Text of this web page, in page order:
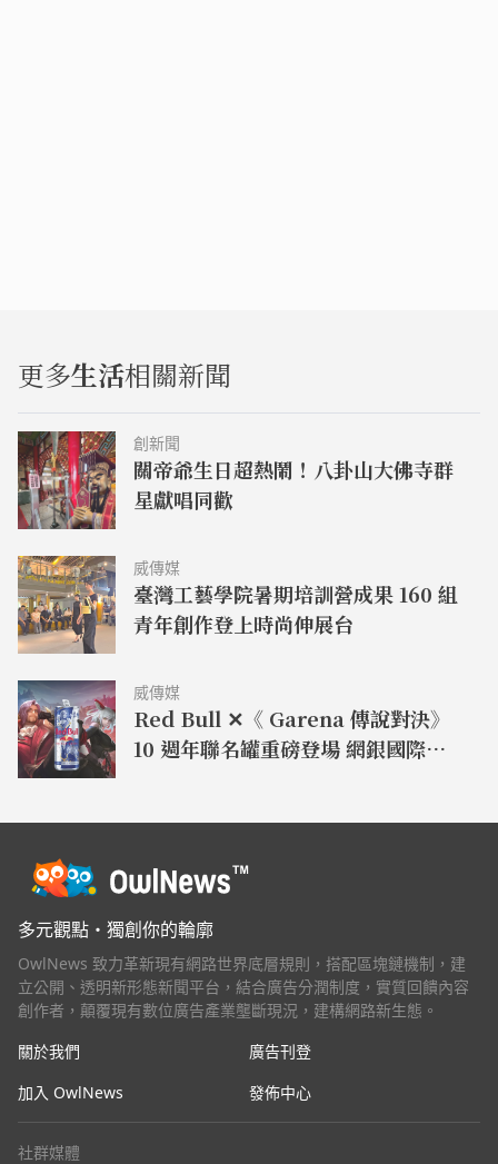
更多生活相關新聞
創新聞
關帝爺生日超熱鬧！八卦山大佛寺群
星獻唱同歡
威傳媒
臺灣工藝學院暑期培訓營成果 160 組
青年創作登上時尚伸展台
威傳媒
Red Bull ✕《 Garena 傳說對決》
10 週年聯名罐重磅登場 網銀國際閃
多元觀點・獨創你的輪廓
OwlNews 致力革新現有網路世界底層規則，搭配區塊鏈機制，建
立公開、透明新形態新聞平台，結合廣告分潤制度，實質回饋內容
創作者，顛覆現有數位廣告產業壟斷現況，建構網路新生態。
關於我們
廣告刊登
加入 OwlNews
發佈中心
社群媒體